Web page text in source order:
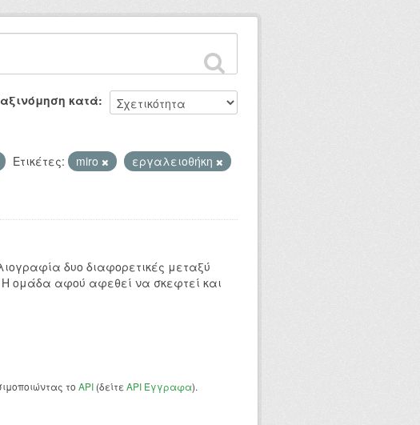
κατά
Ετικέτες: miro
εργαλειοθήκη
δυο διαφορετικές μεταξύ
ομάδα αφού αφεθεί να σκεφτεί και
το API (δείτε API Έγγραφα).